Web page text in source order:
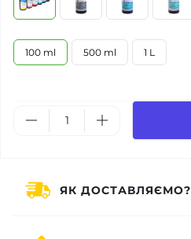
100 ml 500 ml 1 L
ЯК ДОСТАВЛЯЄМО?